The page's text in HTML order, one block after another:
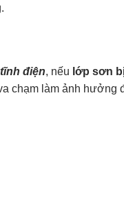
điện, nếu lớp sơn
chạm làm ảnh hưởng